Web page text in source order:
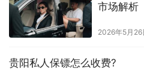
市场解析
2026年5月26
贵阳私人保镖怎么收费?